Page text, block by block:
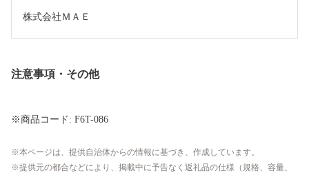
株式会社ＭＡＥ
注意事項・その他
※商品コード: F6T-086
本ページは、提供自治体からの情報に基づき、作成しています。
提供元の都合などにより、掲載中に予告なく返礼品の仕様（規格、容量、